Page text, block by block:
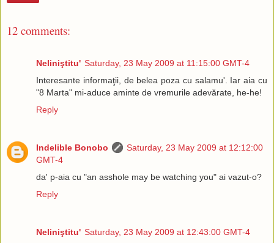
12 comments:
Neliniştitu' Saturday, 23 May 2009 at 11:15:00 GMT-4
Interesante informaţii, de belea poza cu salamu'. Iar aia cu
"8 Marta" mi-aduce aminte de vremurile adevărate, he-he!
Reply
Indelible Bonobo
Saturday, 23 May 2009 at 12:12:00
GMT-4
da' p-aia cu "an asshole may be watching you" ai vazut-o?
Reply
Neliniştitu' Saturday, 23 May 2009 at 12:43:00 GMT-4